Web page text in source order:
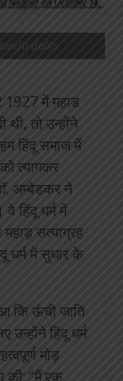
dalits
1927 में महाड
थी, तो उन्होंने
हिंदू समाज में
त्यागकर
अम्बेडकर ने
हिंदू धर्म में
सत्याग्रह
धर्म में सुधार के
कि ऊंची जाति
हिंदू धर्म
मोड़
की: “मैं एक